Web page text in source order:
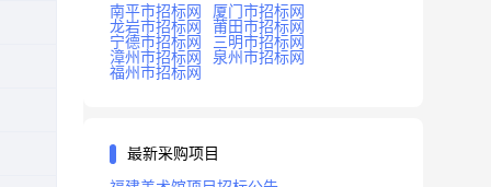
南平市招标网
厦门市招标网
龙岩市招标网
莆田市招标网
宁德市招标网
三明市招标网
漳州市招标网
泉州市招标网
福州市招标网
最新采购项目